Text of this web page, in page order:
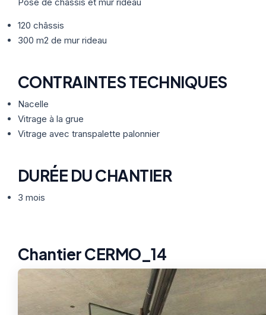
Nos Formules ACTUALITÉS
ETRE RAPPELÉ
120 châssis
300 m2 de mur rideau
CONTRAINTES TECHNIQUES
Nacelle
Vitrage à la grue
Vitrage avec transpalette palonnier
DURÉE DU CHANTIER
3 mois
Chantier CERMO_14